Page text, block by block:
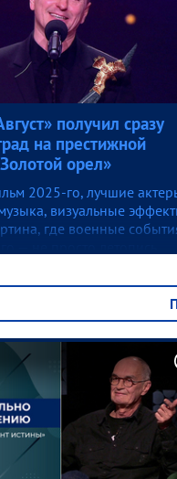
получил сразу
на престижной
орел»
2025-го, лучшие
визуальные
где военные
нас с вами.